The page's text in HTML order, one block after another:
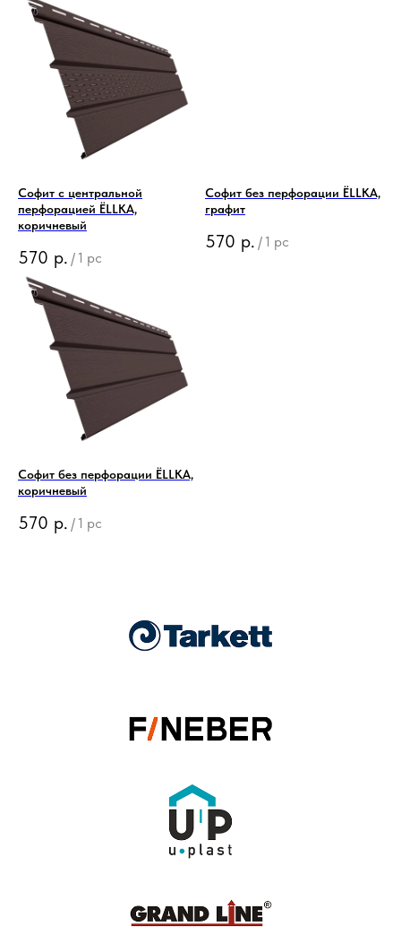
Софит с центральной
перфорацией ЁLLKA,
коричневый
570 р. / 1 pc
Софит без перфорации ЁLLKA,
графит
570 р. / 1 pc
Софит без перфорации ЁLLKA,
коричневый
570 р. / 1 pc